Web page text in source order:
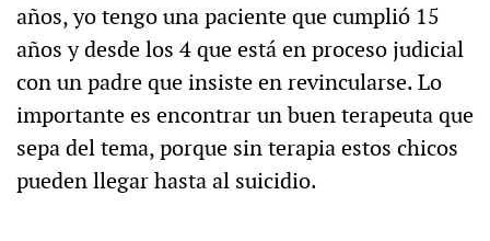
años, yo tengo una paciente que cumplió 15
años y desde los 4 que está en proceso judicial
con un padre que insiste en revincularse. Lo
importante es encontrar un buen terapeuta que
sepa del tema, porque sin terapia estos chicos
pueden llegar hasta al suicidio.